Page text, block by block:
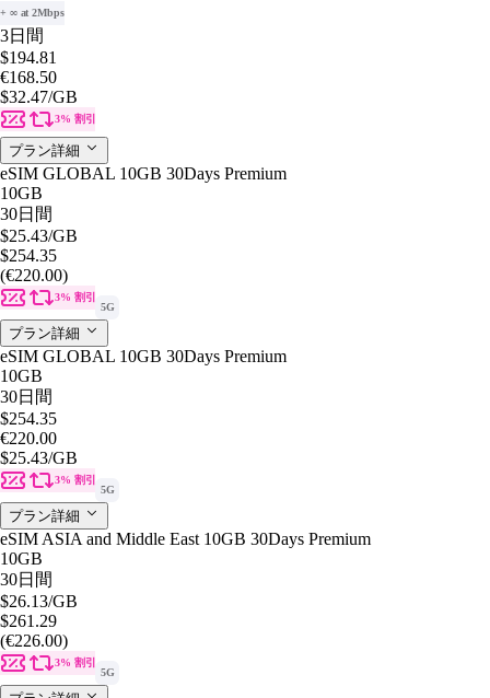
+ ∞ at 2Mbps
3日間
$194.81
€168.50
$32.47/GB
3% 割引
プラン詳細
eSIM GLOBAL 10GB 30Days Premium
10GB
30日間
$25.43/GB
$254.35
(€220.00)
3% 割引
5G
プラン詳細
eSIM GLOBAL 10GB 30Days Premium
10GB
30日間
$254.35
€220.00
$25.43/GB
3% 割引
5G
プラン詳細
eSIM ASIA and Middle East 10GB 30Days Premium
10GB
30日間
$26.13/GB
$261.29
(€226.00)
3% 割引
5G